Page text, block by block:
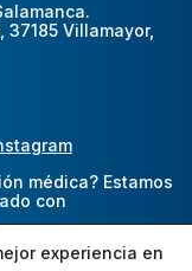
37185 Villamayor,
médica? Estamos
con
experiencia en